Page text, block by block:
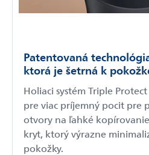
Patentovaná
ktorá je šetrná k
Holiaci systém Triple
pre viac príjemný pocit pre
otvory na ľahké
kryt, ktorý výrazne
pokožky.